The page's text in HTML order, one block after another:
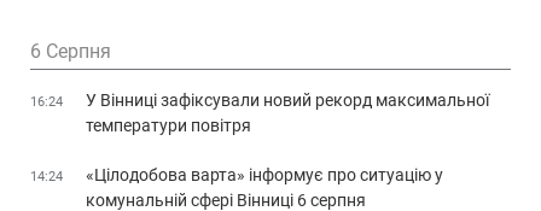
6 Серпня
16:24
У Вінниці зафіксували новий рекорд максимальної
температури повітря
14:24
«Цілодобова варта» інформує про ситуацію у
комунальній сфері Вінниці 6 серпня